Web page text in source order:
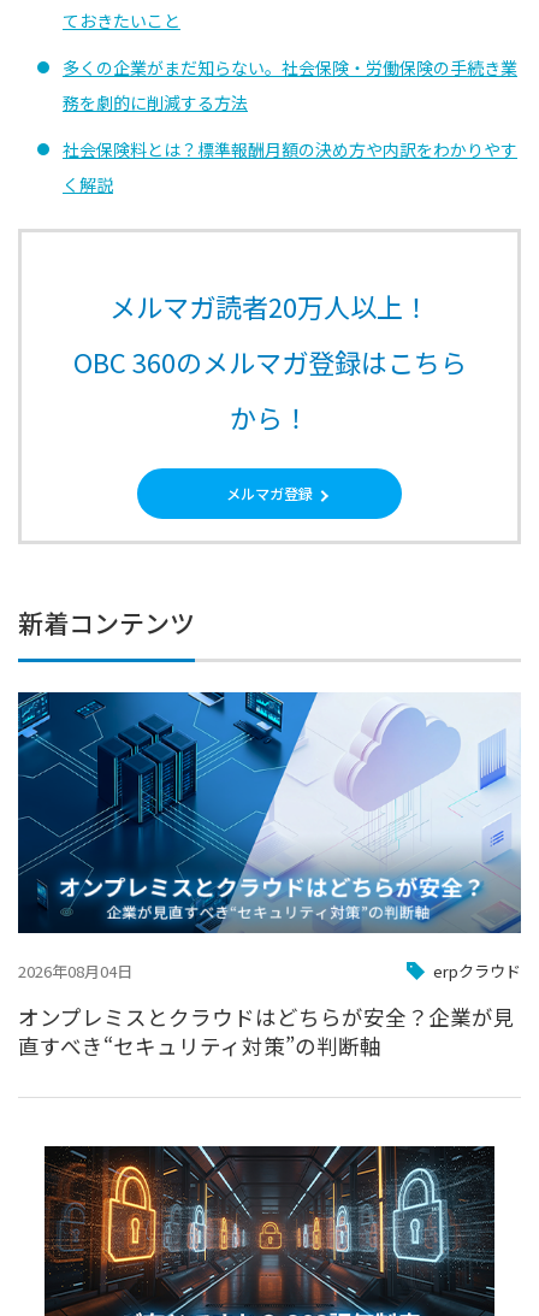
ておきたいこと
多くの企業がまだ知らない。社会保険・労働保険の手続き業
務を劇的に削減する方法
社会保険料とは？標準報酬月額の決め方や内訳をわかりやす
く解説
メルマガ読者20万人以上！
OBC 360のメルマガ登録はこちら
から！
メルマガ登録
新着コンテンツ
2026年08月04日 erpクラウド
オンプレミスとクラウドはどちらが安全？企業が見
直すべき“セキュリティ対策”の判断軸